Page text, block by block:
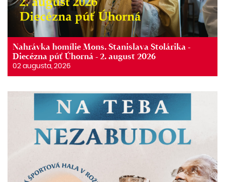
Nahrávka homílie Mons. Stanislava Stolárika -
Diecézna púť Úhorná - 2. august 2026
02 augusta, 2026